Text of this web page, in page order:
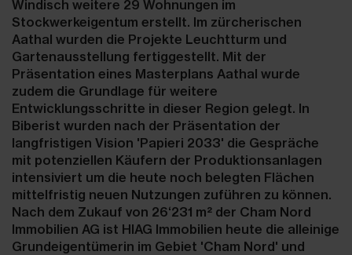
Windisch weitere 29 Wohnungen im
Stockwerkeigentum erstellt. Im zürcherischen
Aathal wurden die Projekte Leuchtturm und
Gartenausstellung fertiggestellt. Mit der
Präsentation eines Masterplans Aathal wurde
zudem die Grundlage für weitere
Entwicklungsschritte in dieser Region gelegt. In
Biberist wurden nach der Präsentation der
langfristigen Vision 'Papieri 2033' die Gespräche
mit potenziellen Käufern der Produktionsanlagen
intensiviert um die heute noch belegten Flächen
mittelfristig neuen Nutzungen zuführen zu können.
Nach dem Zukauf von 26‘231 m² der Cham Nord
Immobilien AG ist HIAG Immobilien heute die alleinige
Grundeigentümerin im Gebiet 'Cham Nord' und